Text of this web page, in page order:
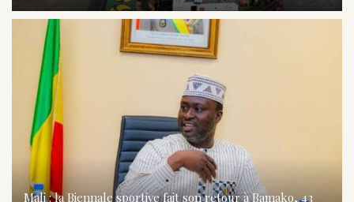
Mali : la Biennale sportive fait son retour à Bamako, 43